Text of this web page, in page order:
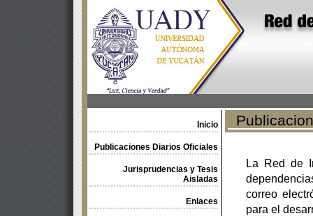
Inicio
Publicaciones Diarios Oficiales
Jurisprudencias y Tesis
Aisladas
Enlaces
La Red de
correo
para el